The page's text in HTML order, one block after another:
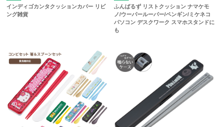
インディゴカンタクッションカバー リビ
ング雑貨
ふんばるず リストクッション ナマケモ
ノ/ウーパールーパー/ペンギン/ミケネコ
パソコン デスクワーク スマホスタンドに
も